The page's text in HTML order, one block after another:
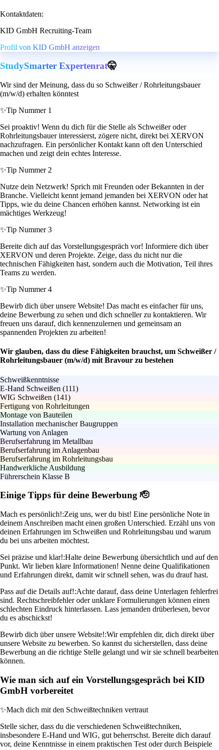
Kontaktdaten:
KID GmbH Recruiting-Team
Profil von KID GmbH anzeigen
StudySmarter Expertenrat🤫
Wir sind der Meinung, dass du so Schweißer / Rohrleitungsbauer
(m/w/d) erhalten könntest
✨Tip Nummer 1
Sei proaktiv! Wenn du dich für die Stelle als Schweißer oder
Rohrleitungsbauer interessierst, zögere nicht, direkt bei XERVON
nachzufragen. Ein persönlicher Kontakt kann oft den Unterschied
machen und zeigt dein echtes Interesse.
✨Tip Nummer 2
Nutze dein Netzwerk! Sprich mit Freunden oder Bekannten in der
Branche. Vielleicht kennt jemand jemanden bei XERVON oder hat
Tipps, wie du deine Chancen erhöhen kannst. Networking ist ein
mächtiges Werkzeug!
✨Tip Nummer 3
Bereite dich auf das Vorstellungsgespräch vor! Informiere dich über
XERVON und deren Projekte. Zeige, dass du nicht nur die
technischen Fähigkeiten hast, sondern auch die Motivation, Teil ihres
Teams zu werden.
✨Tip Nummer 4
Bewirb dich über unsere Website! Das macht es einfacher für uns,
deine Bewerbung zu sehen und dich schneller zu kontaktieren. Wir
freuen uns darauf, dich kennenzulernen und gemeinsam an
spannenden Projekten zu arbeiten!
Wir glauben, dass du diese Fähigkeiten brauchst, um Schweißer /
Rohrleitungsbauer (m/w/d) mit Bravour zu bestehen
Schweißkenntnisse
E-Hand Schweißen (111)
WIG Schweißen (141)
Fertigung von Rohrleitungen
Montage von Bauteilen
Installation mechanischer Baugruppen
Wartung von Anlagen
Berufserfahrung im Metallbau
Berufserfahrung im Anlagenbau
Berufserfahrung im Rohrleitungsbau
Handwerkliche Ausbildung
Führerschein Klasse B
Einige Tipps für deine Bewerbung 🫡
Mach es persönlich!:Zeig uns, wer du bist! Eine persönliche Note in
deinem Anschreiben macht einen großen Unterschied. Erzähl uns von
deinen Erfahrungen im Schweißen und Rohrleitungsbau und warum
du bei uns arbeiten möchtest.
Sei präzise und klar!:Halte deine Bewerbung übersichtlich und auf den
Punkt. Wir lieben klare Informationen! Nenne deine Qualifikationen
und Erfahrungen direkt, damit wir schnell sehen, was du drauf hast.
Pass auf die Details auf!:Achte darauf, dass deine Unterlagen fehlerfrei
sind. Rechtschreibfehler oder unklare Formulierungen können einen
schlechten Eindruck hinterlassen. Lass jemanden drüberlesen, bevor
du es abschickst!
Bewirb dich über unsere Website!:Wir empfehlen dir, dich direkt über
unsere Website zu bewerben. So kannst du sicherstellen, dass deine
Bewerbung an die richtige Stelle gelangt und wir sie schnell bearbeiten
können.
Wie man sich auf ein Vorstellungsgespräch bei KID
GmbH vorbereitet
✨Mach dich mit den Schweißtechniken vertraut
Stelle sicher, dass du die verschiedenen Schweißtechniken,
insbesondere E-Hand und WIG, gut beherrschst. Bereite dich darauf
vor, deine Kenntnisse in einem praktischen Test oder durch Beispiele